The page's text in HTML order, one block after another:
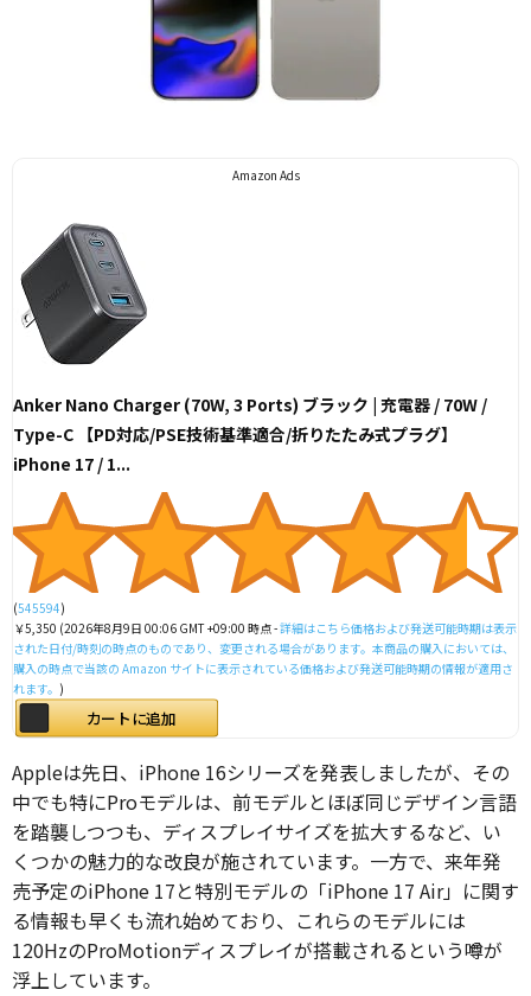
Amazon Ads
Anker Nano Charger (70W, 3 Ports) ブラック | 充電器 / 70W /
Type-C 【PD対応/PSE技術基準適合/折りたたみ式プラグ】
iPhone 17 / 1...
(545594)
￥5,350 (2026年8月9日 00:06 GMT +09:00 時点 -詳細はこちら価格および発送可能時期は表示
された日付/時刻の時点のものであり、変更される場合があります。本商品の購入においては、
購入の時点で当該の Amazon サイトに表示されている価格および発送可能時期の情報が適用さ
れます。 )
カートに追加
Appleは先日、iPhone 16シリーズを発表しましたが、その
中でも特にProモデルは、前モデルとほぼ同じデザイン言語
を踏襲しつつも、ディスプレイサイズを拡大するなど、い
くつかの魅力的な改良が施されています。一方で、来年発
売予定のiPhone 17と特別モデルの「iPhone 17 Air」に関す
る情報も早くも流れ始めており、これらのモデルには
120HzのProMotionディスプレイが搭載されるという噂が
浮上しています。